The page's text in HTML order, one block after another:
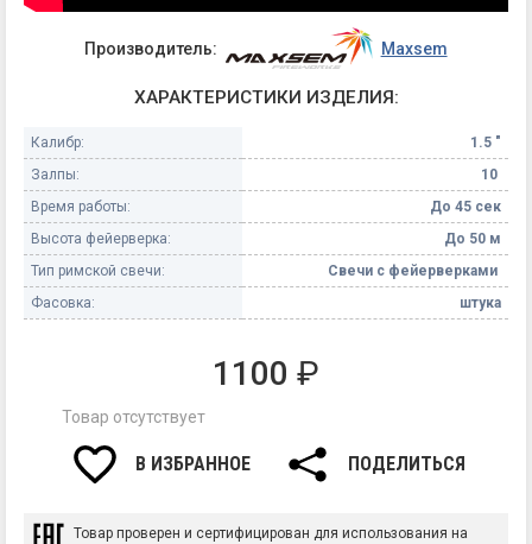
Производитель: Maxsem
ХАРАКТЕРИСТИКИ ИЗДЕЛИЯ:
Калибр:
1.5 "
Залпы:
10
Время работы:
До 45 сек
Высота фейерверка:
До 50 м
Тип римской свечи:
Свечи с фейерверками
Фасовка:
штука
1100 ₽
Товар отсутствует
В ИЗБРАННОЕ ПОДЕЛИТЬСЯ
Товар проверен и сертифицирован для использования на